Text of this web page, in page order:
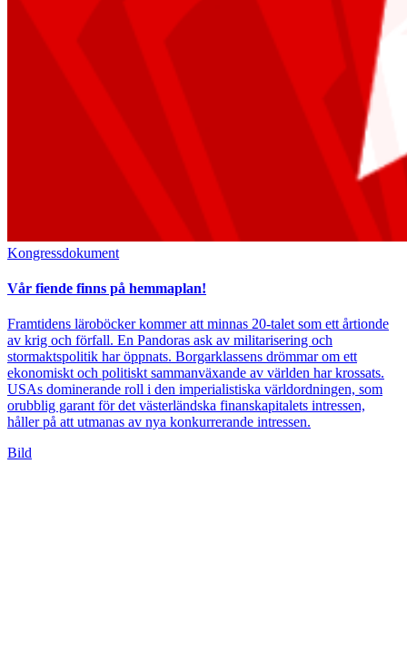
Kongressdokument
Vår fiende finns på hemmaplan!
Framtidens läroböcker kommer att minnas 20-talet som ett årtionde
av krig och förfall. En Pandoras ask av militarisering och
stormaktspolitik har öppnats. Borgarklassens drömmar om ett
ekonomiskt och politiskt sammanväxande av världen har krossats.
USAs dominerande roll i den imperialistiska världordningen, som
orubblig garant för det västerländska finanskapitalets intressen,
håller på att utmanas av nya konkurrerande intressen.
Bild